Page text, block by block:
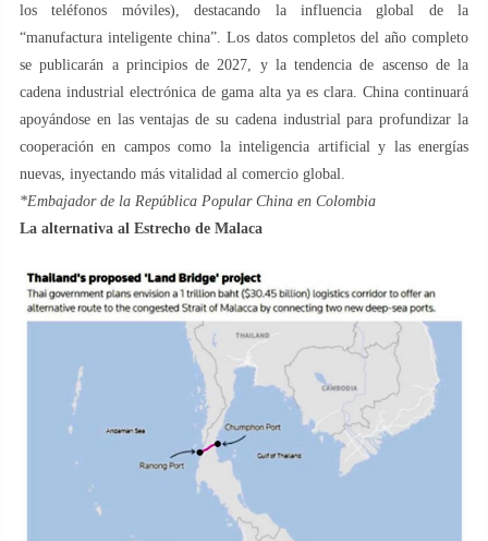
los teléfonos móviles), destacando la influencia global de la
“manufactura inteligente china”. Los datos completos del año completo
se publicarán a principios de 2027, y la tendencia de ascenso de la
cadena industrial electrónica de gama alta ya es clara. China continuará
apoyándose en las ventajas de su cadena industrial para profundizar la
cooperación en campos como la inteligencia artificial y las energías
nuevas, inyectando más vitalidad al comercio global.
*Embajador de la República Popular China en Colombia
La alternativa al Estrecho de Malaca